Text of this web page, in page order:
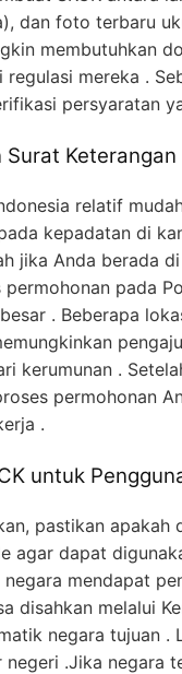
dan foto terbaru
membutuhkan
mereka .
persyaratan
Keterangan
relatif
kepadatan di
jika Anda berada
pada
. Beberapa
kerumunan .
permohonan
.
untuk
pastikan
agar dapat
mendapat
disahkan melalui
negara tujuan .
negeri .Jika negara